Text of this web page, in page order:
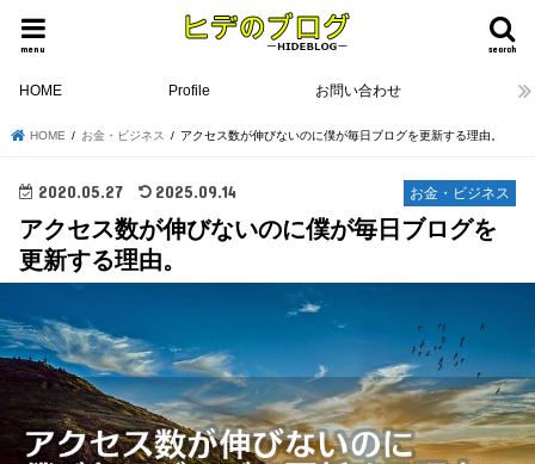
search
menu
HOME Profile お問い合わせ
HOME お金・ビジネス アクセス数が伸びないのに僕が毎日ブログを更新する理由。
お金・ビジネス
2020.05.27 2025.09.14
アクセス数が伸びないのに僕が毎日ブログを
更新する理由。